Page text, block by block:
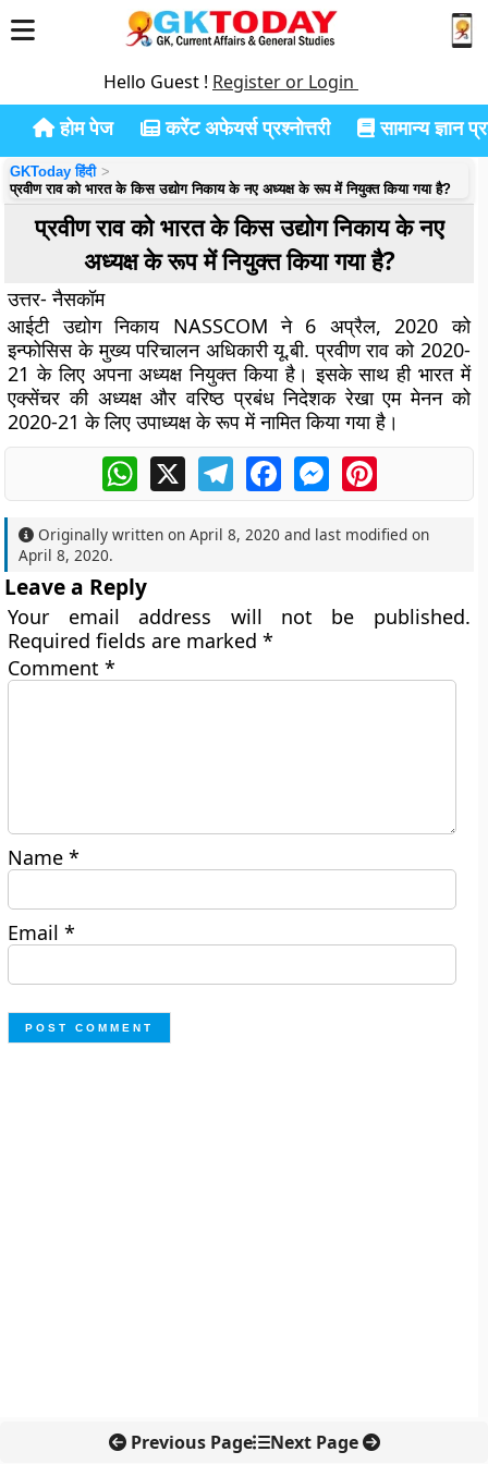
Hello Guest ! Register or Login
होम पेज करेंट अफेयर्स प्रश्नोत्तरी सामान्य ज्ञान
GKToday हिंदी
प्रवीण राव को भारत के किस उद्योग निकाय के नए अध्यक्ष के रूप में नियुक्त किया गया है?
प्रवीण राव को भारत के किस उद्योग निकाय के नए
अध्यक्ष के रूप में नियुक्त किया गया है?
उत्तर- नैसकॉम
आईटी उद्योग निकाय NASSCOM ने 6 अप्रैल, 2020 को
इन्फोसिस के मुख्य परिचालन अधिकारी यू.बी. प्रवीण राव को 2020-
21 के लिए अपना अध्यक्ष नियुक्त किया है। इसके साथ ही भारत में
एक्सेंचर की अध्यक्ष और वरिष्ठ प्रबंध निदेशक रेखा एम मेनन को
2020-21 के लिए उपाध्यक्ष के रूप में नामित किया गया है।
WhatsApp
X TelegramFacebookMessengerPinterest
Originally written onApril 8, 2020 and last modified on
April 8, 2020.
Leave a Reply
Your email address will not be published.
Required fields are marked*
Comment*
Name*
Email*
Previous Page Next Page